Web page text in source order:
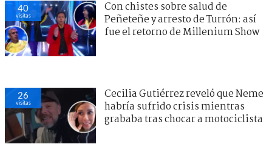
40
visitas
Con chistes sobre salud de
Peñeteñe y arresto de Turrón: así
fue el retorno de Millenium Show
26
visitas
Cecilia Gutiérrez reveló que Neme
habría sufrido crisis mientras
grababa tras chocar a motociclista